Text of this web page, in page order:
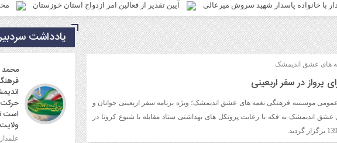
پاسدار شهید سروش میرعالی آیین تقدیر از فعالین امر ازدواج استان خوزستان محمد رشیدیان
های عشق اندیمشک
پرواز در سفر اربعینی
موسسه فرهنگی نغمه های عشق اندیمشک؛ ویژه برنامه سفر اربعینی جوانان و
عشق اندیمشک به فکه با رعایت پروتکل های بهداشتی ستاد مقابله با شیوع کرونا در
یادداشت
محمد
حرکت
است